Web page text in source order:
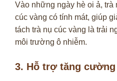
Vào những ngày hè oi ả,
cúc vàng có tính mát, giúp
tách trà nụ cúc vàng là trải
môi trường ô nhiễm.
3. Hỗ trợ tăng